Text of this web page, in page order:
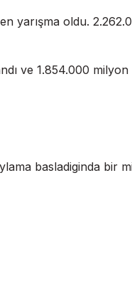
yarışma oldu.
ve 1.854.000
basladiginda bir